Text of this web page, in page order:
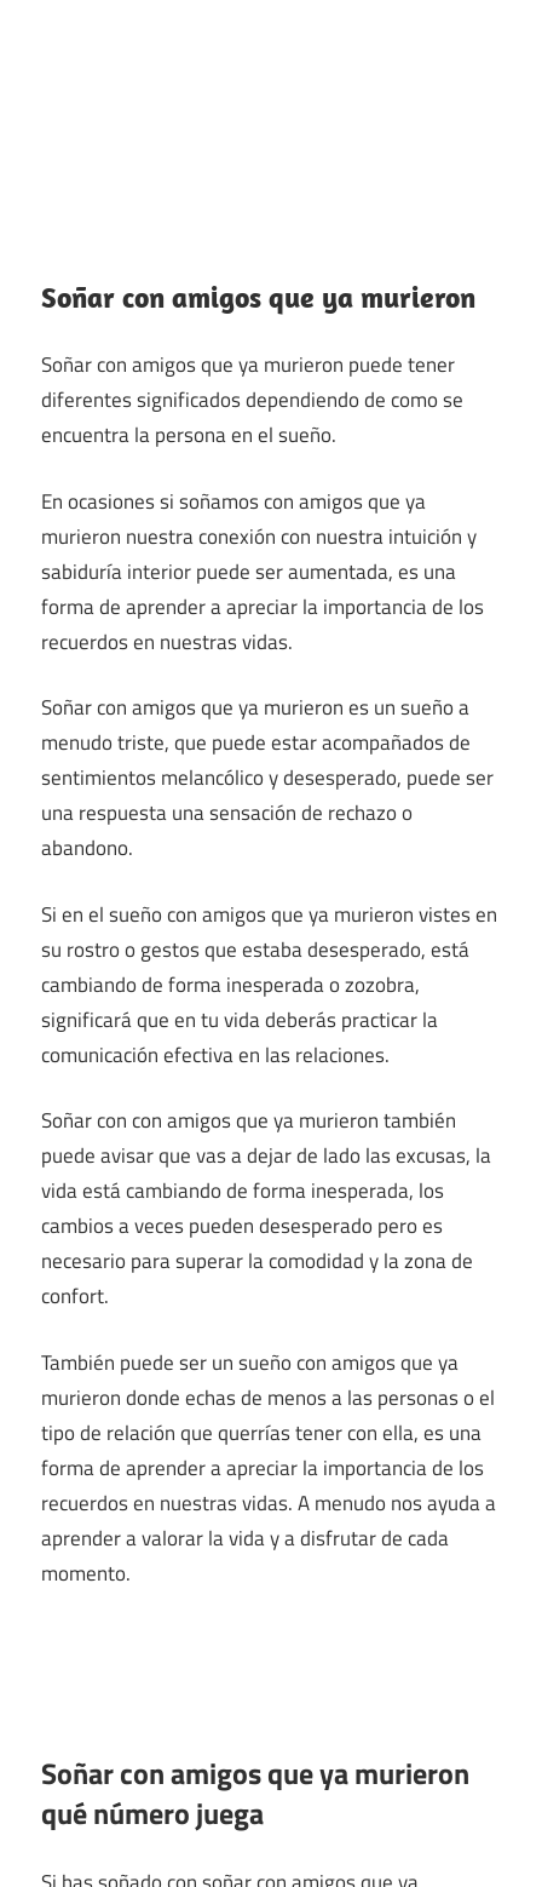
Soñar con amigos que ya murieron
Soñar con amigos que ya murieron puede tener
diferentes significados dependiendo de como se
encuentra la persona en el sueño.
En ocasiones si soñamos con amigos que ya
murieron nuestra conexión con nuestra intuición y
sabiduría interior puede ser aumentada, es una
forma de aprender a apreciar la importancia de los
recuerdos en nuestras vidas.
Soñar con amigos que ya murieron es un sueño a
menudo triste, que puede estar acompañados de
sentimientos melancólico y desesperado, puede ser
una respuesta una sensación de rechazo o
abandono.
Si en el sueño con amigos que ya murieron vistes en
su rostro o gestos que estaba desesperado, está
cambiando de forma inesperada o zozobra,
significará que en tu vida deberás practicar la
comunicación efectiva en las relaciones.
Soñar con con amigos que ya murieron también
puede avisar que vas a dejar de lado las excusas, la
vida está cambiando de forma inesperada, los
cambios a veces pueden desesperado pero es
necesario para superar la comodidad y la zona de
confort.
También puede ser un sueño con amigos que ya
murieron donde echas de menos a las personas o el
tipo de relación que querrías tener con ella, es una
forma de aprender a apreciar la importancia de los
recuerdos en nuestras vidas. A menudo nos ayuda a
aprender a valorar la vida y a disfrutar de cada
momento.
Soñar con amigos que ya murieron
qué número juega